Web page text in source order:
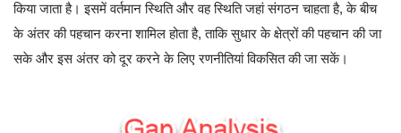
किया जाता है। इसमें वर्तमान स्थिति और वह स्थिति जहां संगठन चाहता है, के बीच
के अंतर की पहचान करना शामिल होता है, ताकि सुधार के क्षेत्रों की पहचान की जा
सके और इस अंतर को दूर करने के लिए रणनीतियां विकसित की जा सकें।